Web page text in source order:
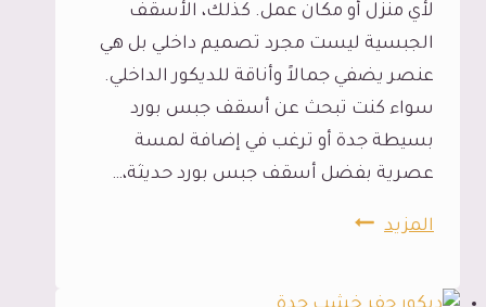
لأي منزل أو مكان عمل. كذلك، الأسقف
الجبسية ليست مجرد تصميم داخلي بل هي
عنصر يضفي جمالاً وأناقة للديكور الداخلي.
سواء كنت تبحث عن أسقف جبس بورد
بسيطة جدة أو ترغب في إضافة لمسة
عصرية بفضل أسقف جبس بورد حديثة،…
المزيدتركيب
جبس